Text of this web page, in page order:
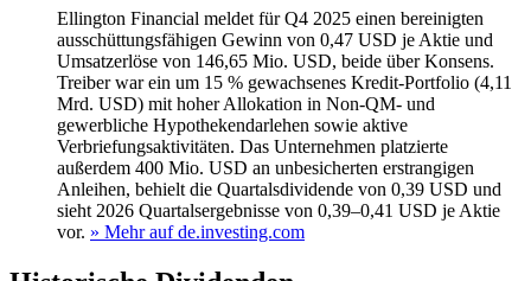
Ellington Financial meldet für Q4 2025 einen bereinigten
ausschüttungsfähigen Gewinn von 0,47 USD je Aktie und
Umsatzerlöse von 146,65 Mio. USD, beide über Konsens.
Treiber war ein um 15 % gewachsenes Kredit-Portfolio (4,11
Mrd. USD) mit hoher Allokation in Non-QM- und
gewerbliche Hypothekendarlehen sowie aktive
Verbriefungsaktivitäten. Das Unternehmen platzierte
außerdem 400 Mio. USD an unbesicherten erstrangigen
Anleihen, behielt die Quartalsdividende von 0,39 USD und
sieht 2026 Quartalsergebnisse von 0,39–0,41 USD je Aktie
vor. » Mehr auf de.investing.com